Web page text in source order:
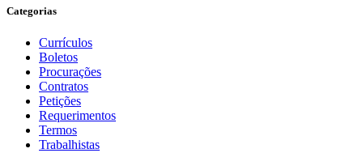
Categorias
Currículos
Boletos
Procurações
Contratos
Petições
Requerimentos
Termos
Trabalhistas